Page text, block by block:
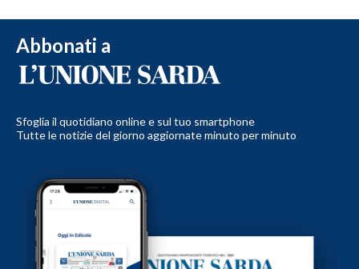
Abbonati a
Sfoglia il quotidiano online e sul tuo smartphone
Tutte le notizie del giorno aggiornate minuto per minuto